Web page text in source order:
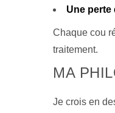
Une perte
Chaque cou
traitement.
MA
Je crois en